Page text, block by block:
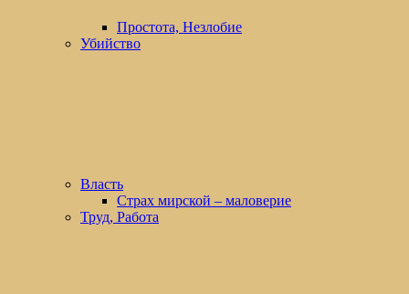
Простота, Незлобие
Убийство
Власть
Страх мирской – маловерие
Труд, Работа